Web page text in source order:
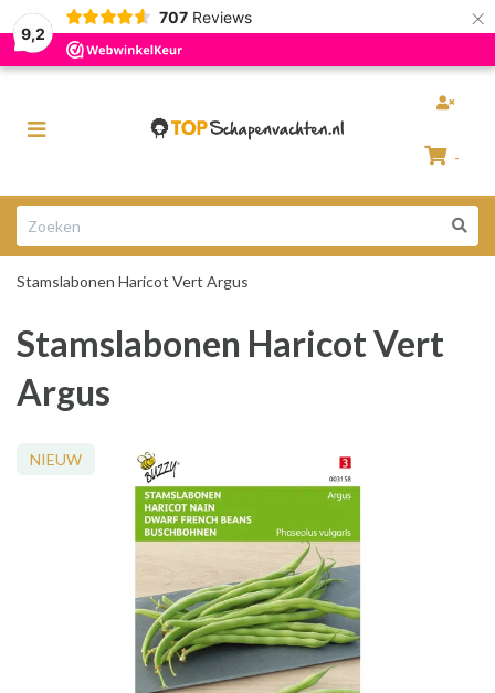
9,2
707 Reviews ×
Razendsnelle levering 100% Natuurlijke schapenvachten
Toggle
-
Winkelwagen
Vul hem met producten.
Stamslabonen Haricot Vert Argus
Stamslabonen Haricot Vert
Argus
NIEUW